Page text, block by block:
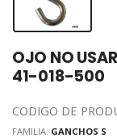
OJO NO
41-018-500
CODIGO DE
FAMILIA: GANCHOS S